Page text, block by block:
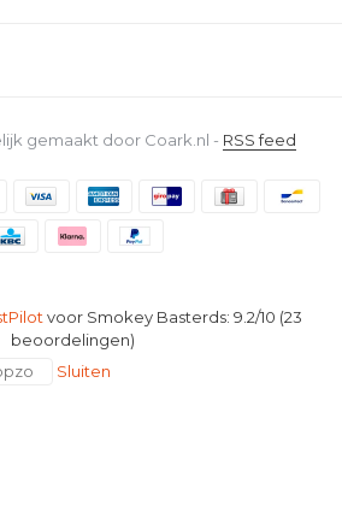
gemaakt door Coark.nl - RSS feed
voor Smokey Basterds: 9.2/10 (23
beoordelingen)
Sluiten